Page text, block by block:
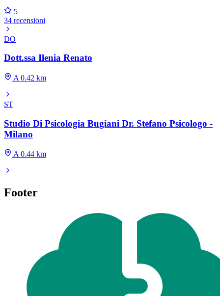
5
34 recensioni
DO
Dott.ssa Ilenia Renato
A 0.42 km
ST
Studio Di Psicologia Bugiani Dr. Stefano Psicologo -
Milano
A 0.44 km
Footer